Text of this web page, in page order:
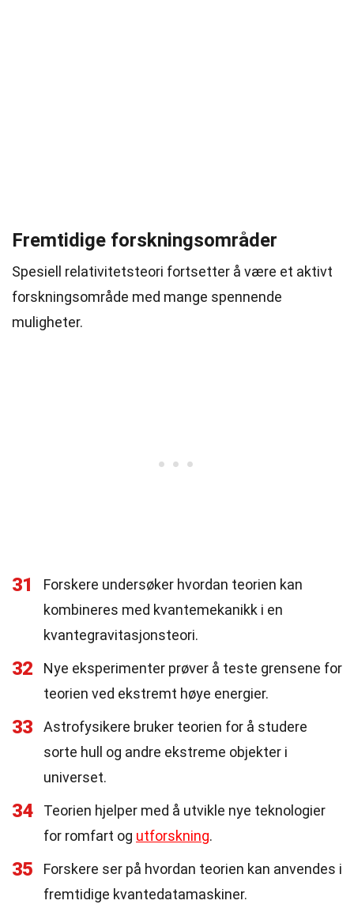
Fremtidige forskningsområder
Spesiell relativitetsteori fortsetter å være et aktivt
forskningsområde med mange spennende
muligheter.
31
Forskere undersøker hvordan teorien kan
kombineres med kvantemekanikk i en
kvantegravitasjonsteori.
32
Nye eksperimenter prøver å teste grensene for
teorien ved ekstremt høye energier.
33
Astrofysikere bruker teorien for å studere
sorte hull og andre ekstreme objekter i
universet.
34
Teorien hjelper med å utvikle nye teknologier
for romfart og utforskning.
35
Forskere ser på hvordan teorien kan anvendes i
fremtidige kvantedatamaskiner.